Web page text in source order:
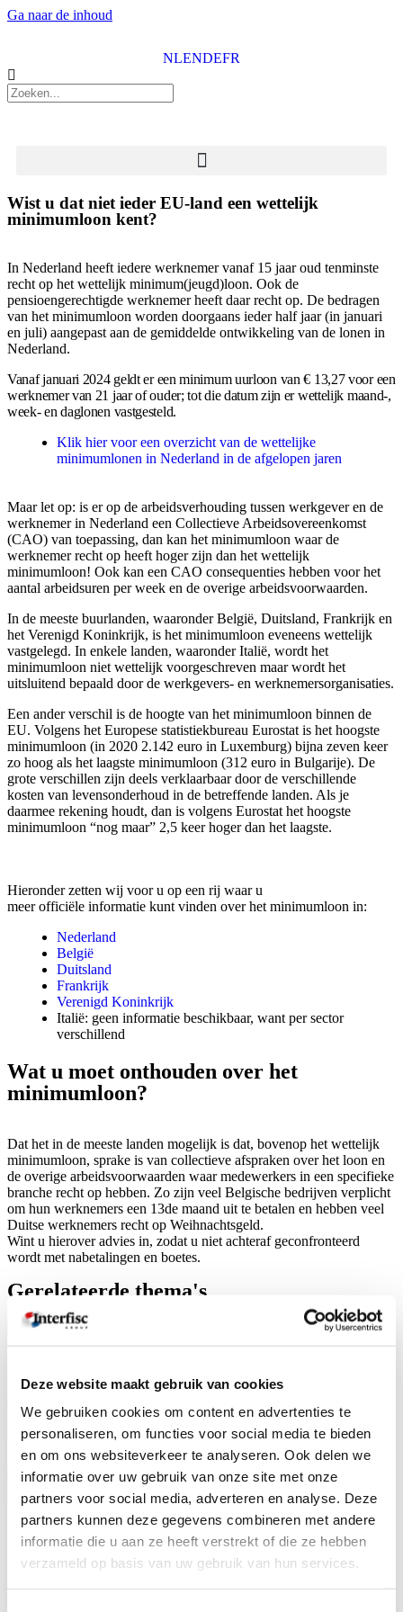
Deze website maakt gebruik van cookies
We gebruiken cookies om content en advertenties te
personaliseren, om functies voor social media te bieden
en om ons websiteverkeer te analyseren. Ook delen we
informatie over uw gebruik van onze site met onze
partners voor social media, adverteren en analyse. Deze
partners kunnen deze gegevens combineren met andere
informatie die u aan ze heeft verstrekt of die ze hebben
verzameld op basis van uw gebruik van hun services.
Ga naar de inhoud
NLENDEFR
Wist u dat niet ieder EU-land een wettelijk
minimumloon kent?
In Nederland heeft iedere werknemer vanaf 15 jaar oud tenminste
recht op het wettelijk minimum(jeugd)loon. Ook de
pensioengerechtigde werknemer heeft daar recht op. De bedragen
van het minimumloon worden doorgaans ieder half jaar (in januari
en juli) aangepast aan de gemiddelde ontwikkeling van de lonen in
Nederland.
Vanaf januari 2024 geldt er een minimum uurloon van € 13,27 voor een
werknemer van 21 jaar of ouder; tot die datum zijn er wettelijk maand-,
week- en daglonen vastgesteld.
Klik hier voor een overzicht van de wettelijke
minimumlonen in Nederland in de afgelopen jaren
Maar let op: is er op de arbeidsverhouding tussen werkgever en de
werknemer in Nederland een Collectieve Arbeidsovereenkomst
(CAO) van toepassing, dan kan het minimumloon waar de
werknemer recht op heeft hoger zijn dan het wettelijk
minimumloon! Ook kan een CAO consequenties hebben voor het
aantal arbeidsuren per week en de overige arbeidsvoorwaarden.
In de meeste buurlanden, waaronder België, Duitsland, Frankrijk en
het Verenigd Koninkrijk, is het minimumloon eveneens wettelijk
vastgelegd. In enkele landen, waaronder Italië, wordt het
minimumloon niet wettelijk voorgeschreven maar wordt het
uitsluitend bepaald door de werkgevers- en werknemersorganisaties.
Een ander verschil is de hoogte van het minimumloon binnen de
EU. Volgens het Europese statistiekbureau Eurostat is het hoogste
minimumloon (in 2020 2.142 euro in Luxemburg) bijna zeven keer
zo hoog als het laagste minimumloon (312 euro in Bulgarije). De
grote verschillen zijn deels verklaarbaar door de verschillende
kosten van levensonderhoud in de betreffende landen. Als je
daarmee rekening houdt, dan is volgens Eurostat het hoogste
minimumloon “nog maar” 2,5 keer hoger dan het laagste.
Hieronder zetten wij voor u op een rij waar u
meer officiële informatie kunt vinden over het minimumloon in:
Nederland
België
Duitsland
Frankrijk
Verenigd Koninkrijk
Italië: geen informatie beschikbaar, want per sector
verschillend
Wat u moet onthouden over het
minimumloon?
Dat het in de meeste landen mogelijk is dat, bovenop het wettelijk
minimumloon, sprake is van collectieve afspraken over het loon en
de overige arbeidsvoorwaarden waar medewerkers in een specifieke
branche recht op hebben. Zo zijn veel Belgische bedrijven verplicht
om hun werknemers een 13de maand uit te betalen en hebben veel
Duitse werknemers recht op Weihnachtsgeld.
Wint u hierover advies in, zodat u niet achteraf geconfronteerd
wordt met nabetalingen en boetes.
Gerelateerde thema's
Subsidie op werkgeverskosten bij
eerste aanwervingen in België:
werkgeversbijdragen
Nederland | Onbelaste
terugwerkende kracht vanaf 1 januari
2026
Arbeidsreglement in België: een
verplichting voor werkgevers
Bekijk alle thema's >